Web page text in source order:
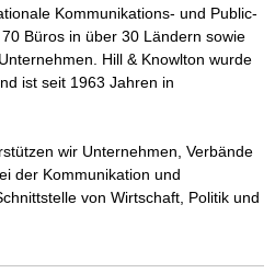
Kommunikations- und Public-
Büros in über 30 Ländern sowie
Hill & Knowlton wurde
ist seit 1963 Jahren in
wir Unternehmen, Verbände
der Kommunikation und
von Wirtschaft, Politik und